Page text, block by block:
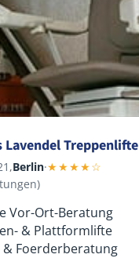
Lavendel Treppenlifte
Berlin·★★★★☆
Vor-Ort-Beratung
& Plattformlifte
& Foerderberatung